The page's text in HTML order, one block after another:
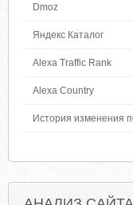
Dmoz
Яндекс Каталог
Alexa Traffic Rank
Alexa Country
История изменения